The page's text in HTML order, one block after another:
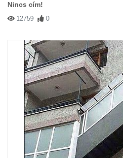
Nincs cím!
12759 0